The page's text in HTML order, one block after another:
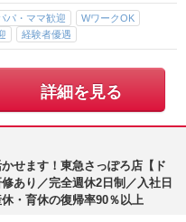
パ・ママ歓迎
WワークOK
経験者優遇
詳細を見る
せます！東急さっぽろ店【ド
あり／完全週休2日制／入社日
・育休の復帰率90％以上